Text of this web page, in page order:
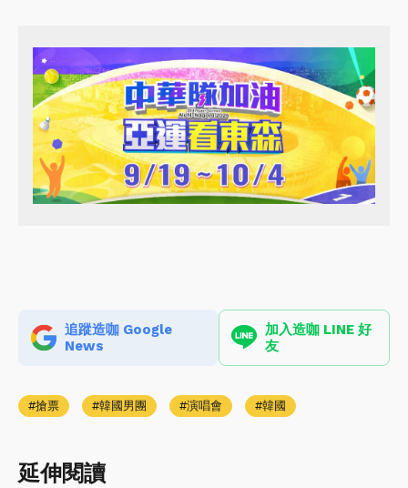
追蹤造咖 Google
News
加入造咖 LINE 好
友
搶票 韓國男團 演唱會 韓國
延伸閱讀